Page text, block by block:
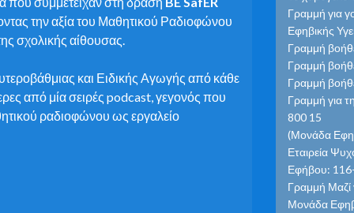
την αξία του Μαθητικού Ραδιοφώνου
σχολικής αίθουσας.
και Ειδικής Αγωγής από κάθε
από μία σειρές podcast, γεγονός που
ραδιοφώνου ως εργαλείο
Γραμμή για
Εφηβικής
Γραμμή
Γραμμή
Γραμμή
Γραμμή για
800 15
(Μονάδα
Εταιρεία
Εφήβου:
Γραμμή Μαζί
Μονάδα